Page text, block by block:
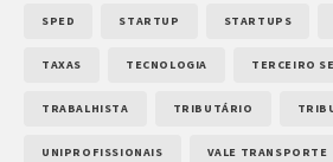
SPED STARTUP STARTUPS
TAXAS TECNOLOGIA TERCEIRO
TRABALHISTA TRIBUTÁRIO
UNIPROFISSIONAIS VALE TRANSPORTE